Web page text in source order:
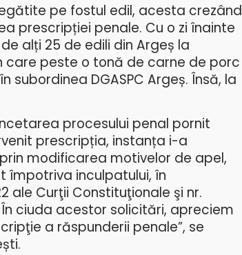
pe fostul edil, acesta crezând
prescripției penale. Cu o zi înainte
alți 25 de edili din Argeș la
care peste o tonă de carne de porc
DGASPC Argeș. Însă, la
procesului penal pornit
prescripția, instanța i-a
modificarea motivelor de apel,
împotriva inculpatului, în
ale Curţii Constituţionale şi nr.
ciuda acestor solicitări, apreciem
a răspunderii penale”, se